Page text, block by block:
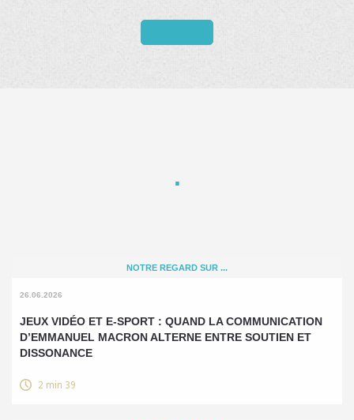
NOTRE REGARD SUR ...
26.06.2026
JEUX VIDÉO ET E-SPORT : QUAND LA COMMUNICATION
D’EMMANUEL MACRON ALTERNE ENTRE SOUTIEN ET
DISSONANCE
2 min 39